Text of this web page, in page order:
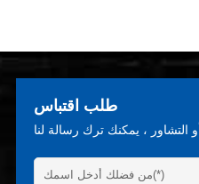
طلب اقتباس